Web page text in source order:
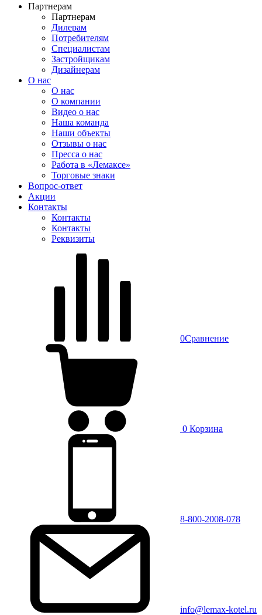
Партнерам
Партнерам
Дилерам
Потребителям
Специалистам
Застройщикам
Дизайнерам
О нас
О нас
О компании
Видео о нас
Наша команда
Наши объекты
Отзывы о нас
Пресса о нас
Работа в «Лемаксе»
Торговые знаки
Вопрос-ответ
Акции
Контакты
Контакты
Контакты
Реквизиты
0Сравнение
0 Корзина
8-800-2008-078
info@lemax-kotel.ru